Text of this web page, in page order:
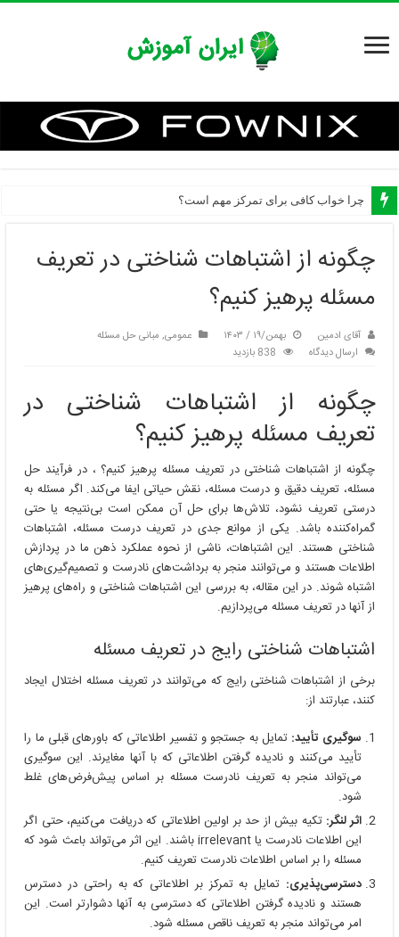
چرا خواب کافی برای تمرکز مهم است؟
چگونه ورزش کردن، تمرکز ما را افزایش می‌دهد؟
چگونه از اشتباهات شناختی در تعریف
مسئله پرهیز کنیم؟
آقای ادمین بهمن/۱۹ / ۱۴۰۳ عمومی, مبانی حل مسئله
ارسال دیدگاه
838 بازدید
چگونه از اشتباهات شناختی در
تعریف مسئله پرهیز کنیم؟
چگونه از اشتباهات شناختی در تعریف مسئله پرهیز کنیم؟ ، در فرآیند حل
مسئله، تعریف دقیق و درست مسئله، نقش حیاتی ایفا می‌کند. اگر مسئله به
درستی تعریف نشود، تلاش‌ها برای حل آن ممکن است بی‌نتیجه یا حتی
گمراه‌کننده باشد. یکی از موانع جدی در تعریف درست مسئله، اشتباهات
شناختی هستند. این اشتباهات، ناشی از نحوه عملکرد ذهن ما در پردازش
اطلاعات هستند و می‌توانند منجر به برداشت‌های نادرست و تصمیم‌گیری‌های
اشتباه شوند. در این مقاله، به بررسی این اشتباهات شناختی و راه‌های پرهیز
از آنها در تعریف مسئله می‌پردازیم.
اشتباهات شناختی رایج در تعریف مسئله
برخی از اشتباهات شناختی رایج که می‌توانند در تعریف مسئله اختلال ایجاد
کنند، عبارتند از:
سوگیری تأیید: تمایل به جستجو و تفسیر اطلاعاتی که باورهای قبلی ما را
تأیید می‌کنند و نادیده گرفتن اطلاعاتی که با آنها مغایرند. این سوگیری
می‌تواند منجر به تعریف نادرست مسئله بر اساس پیش‌فرض‌های غلط
شود.
اثر لنگر: تکیه بیش از حد بر اولین اطلاعاتی که دریافت می‌کنیم، حتی اگر
این اطلاعات نادرست یا irrelevant باشند. این اثر می‌تواند باعث شود که
مسئله را بر اساس اطلاعات نادرست تعریف کنیم.
دسترسی‌پذیری: تمایل به تمرکز بر اطلاعاتی که به راحتی در دسترس
هستند و نادیده گرفتن اطلاعاتی که دسترسی به آنها دشوارتر است. این
امر می‌تواند منجر به تعریف ناقص مسئله شود.